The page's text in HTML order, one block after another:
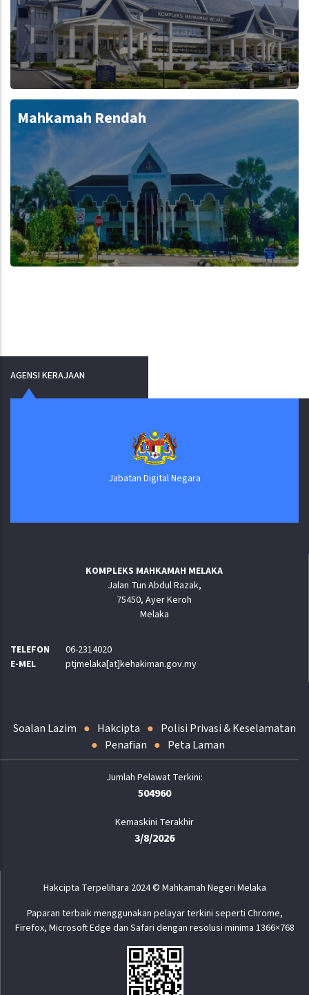
Mahkamah Rendah
AGENSI KERAJAAN
Jabatan Digital Negara
KOMPLEKS MAHKAMAH MELAKA
Jalan Tun Abdul Razak,
75450, Ayer Keroh
Melaka
TELEFON
06-2314020
E-MEL
ptjmelaka[at]kehakiman.gov.my
Soalan Lazim Hakcipta
Polisi Privasi & Keselamatan
Penafian
Peta Laman
504960
Kemaskini Terakhir
3/8/2026
Hakcipta Terpelihara 2024 © Mahkamah Negeri Melaka
Paparan terbaik menggunakan pelayar terkini seperti Chrome,
Firefox, Microsoft Edge dan Safari dengan resolusi minima 1366×768